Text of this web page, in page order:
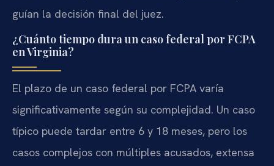
guían la decisión final del juez.
¿Cuánto tiempo dura un caso federal por FCPA
en Virginia?
El plazo de un caso federal por FCPA varía
significativamente según su complejidad. Un caso
típico puede tardar entre 6 y 18 meses, pero los
casos complejos con múltiples acusados, extensa